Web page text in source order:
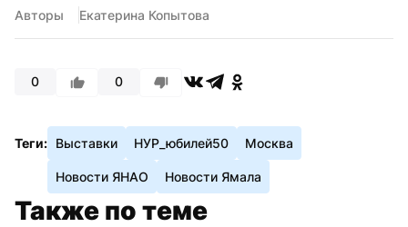
Авторы Екатерина Копытова
0 0
Теги: Выставки НУР_юбилей50 Москва
Новости ЯНАО Новости Ямала
Также по теме